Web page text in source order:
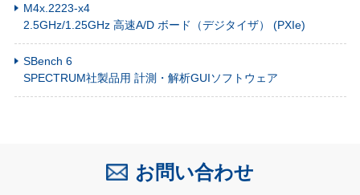
M4x.2223-x4
2.5GHz/1.25GHz 高速A/D ボード（デジタイザ） (PXIe)
SBench 6
SPECTRUM社製品用 計測・解析GUIソフトウェア
お問い合わせ